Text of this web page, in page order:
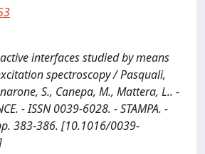
interfaces studied by means
spectroscopy / Pasquali,
S., Canepa, M., Mattera, L.. -
- ISSN 0039-6028. - STAMPA. -
383-386. [10.1016/0039-